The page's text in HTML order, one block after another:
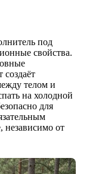
под
свойства.
телом и
на холодной
для
независимо от